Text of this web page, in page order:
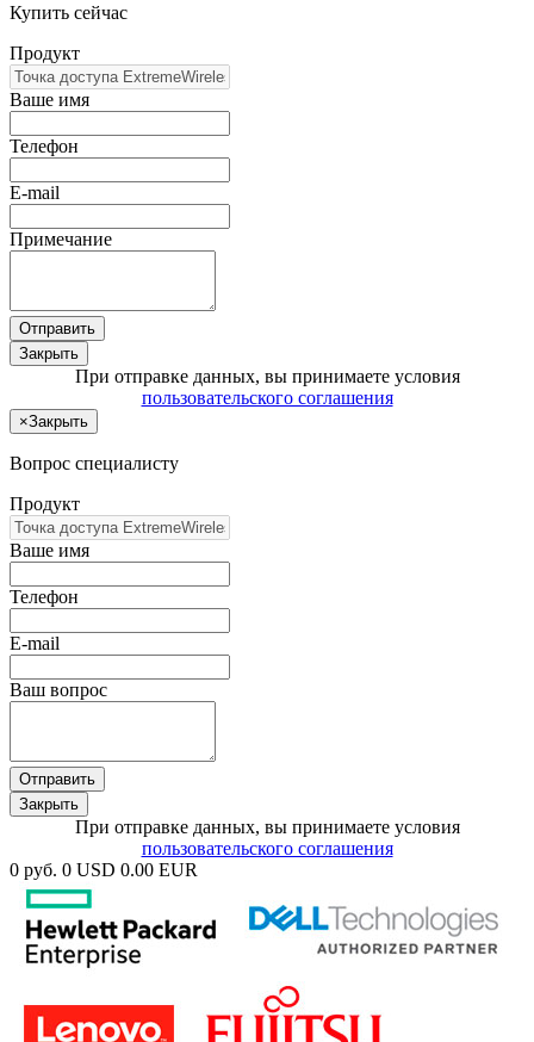
Купить сейчас
Продукт
Ваше имя
Телефон
E-mail
Примечание
Отправить
Закрыть
При отправке данных, вы принимаете условия
пользовательского соглашения
×Закрыть
Вопрос специалисту
Продукт
Ваше имя
Телефон
E-mail
Ваш вопрос
Отправить
Закрыть
При отправке данных, вы принимаете условия
пользовательского соглашения
0 руб. 0 USD 0.00 EUR